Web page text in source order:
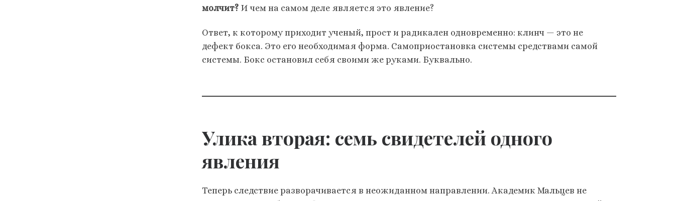
молчит? И чем на самом деле является это явление?
Ответ, к которому приходит ученый, прост и радикален одновременно: клинч — это не
дефект бокса. Это его необходимая форма. Самоприостановка системы средствами самой
системы. Бокс остановил себя своими же руками. Буквально.
Улика вторая: семь свидетелей одного
явления
Теперь следствие разворачивается в неожиданном направлении. Академик Мальцев не